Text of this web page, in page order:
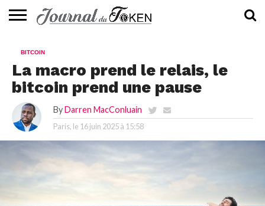
📰
EVALUATION
GUIDE
TENDANCES
À
CONTACTEZ-
BITCOIN
La macro prend le relais, le
bitcoin prend une pause
By Darren MacConluain
Paris, le 16 juin 2025 à 15:58